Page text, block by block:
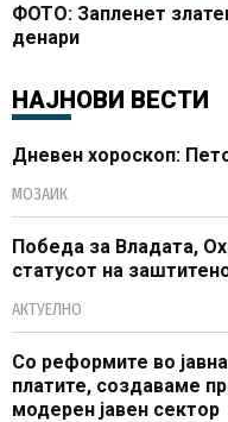
ФОТО: Запленет
денари
НАЈНОВИ ВЕСТИ
Дневен хороскоп:
МОЗАИК
Победа за Владата,
статусот на
АКТУЕЛНО
Со реформите во
платите, создаваме
модерен јавен сектор